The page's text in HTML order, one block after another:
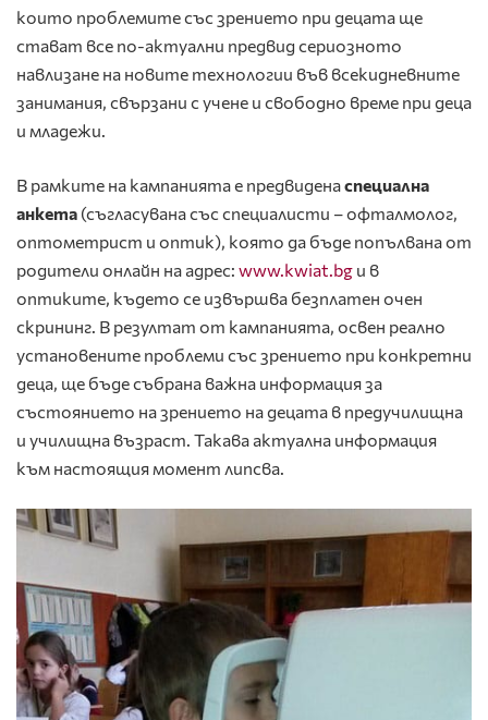
които проблемите със зрението при децата ще
стават все по-актуални предвид сериозното
навлизане на новите технологии във всекидневните
занимания, свързани с учене и свободно време при деца
и младежи.
В рамките на кампанията е предвиденаспециална
анкета (съгласувана със специалисти – офталмолог,
оптометрист и оптик), която да бъде попълвана от
родители онлайн на адрес: www.kwiat.bg и в
оптиките, където се извършва безплатен очен
скрининг. В резултат от кампанията, освен реално
установените проблеми със зрението при конкретни
деца, ще бъде събрана важна информация за
състоянието на зрението на децата в предучилищна
и училищна възраст. Такава актуална информация
към настоящия момент липсва.